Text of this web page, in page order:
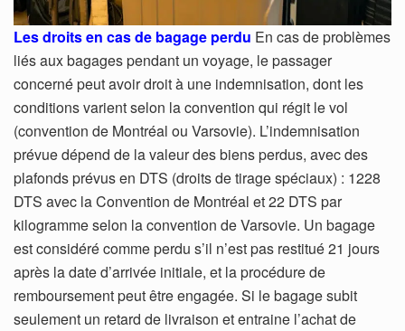
Les droits en cas de bagage perdu En cas de problèmes
liés aux bagages pendant un voyage, le passager
concerné peut avoir droit à une indemnisation, dont les
conditions varient selon la convention qui régit le vol
(convention de Montréal ou Varsovie). L’indemnisation
prévue dépend de la valeur des biens perdus, avec des
plafonds prévus en DTS (droits de tirage spéciaux) : 1228
DTS avec la Convention de Montréal et 22 DTS par
kilogramme selon la convention de Varsovie. Un bagage
est considéré comme perdu s’il n’est pas restitué 21 jours
après la date d’arrivée initiale, et la procédure de
remboursement peut être engagée. Si le bagage subit
seulement un retard de livraison et entraine l’achat de